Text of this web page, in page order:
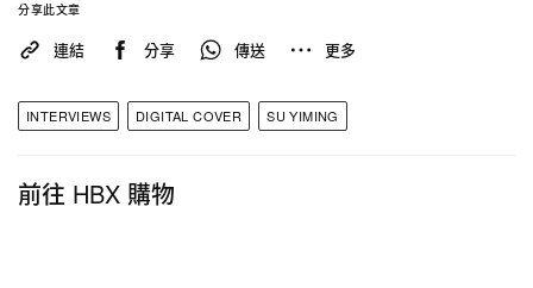
分享此文章
連結 分享 傳送 更多
INTERVIEWS DIGITAL COVER SU YIMING
前往 HBX 購物